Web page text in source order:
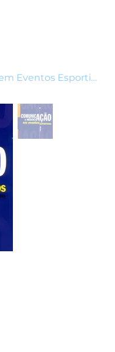
Comunicação e Negociação em Eventos Esportivos